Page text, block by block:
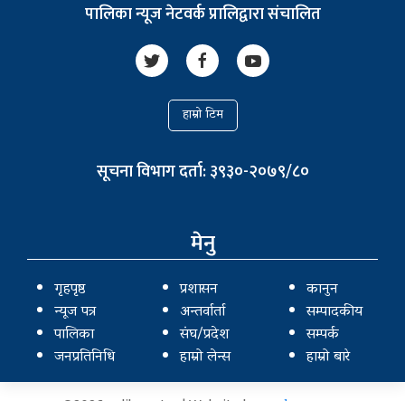
पालिका न्यूज नेटवर्क प्रालिद्वारा संचालित
हाम्रो टिम
सूचना विभाग दर्ता: ३९३०-२०७९/८०
मेनु
गृहपृष्ठ
न्यूज पत्र
पालिका
जनप्रतिनिधि
प्रशासन
अन्तर्वार्ता
संघ/प्रदेश
हाम्रो लेन्स
कानुन
सम्पादकीय
सम्पर्क
हाम्रो बारे